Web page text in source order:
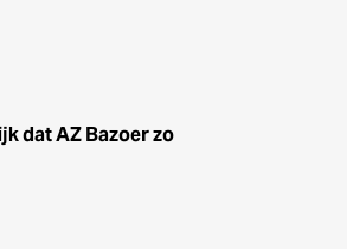
dat AZ Bazoer zo